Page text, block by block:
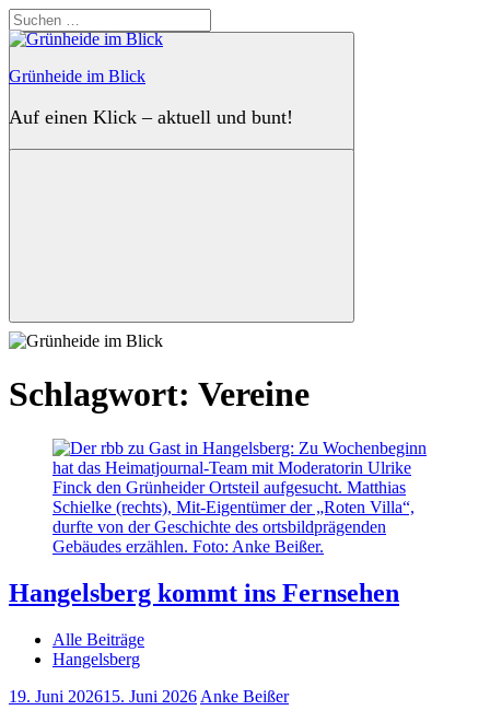
Zum
Inhalt
Grünheide im Blick
Auf einen Klick – aktuell und bunt!
Suchen
nach:
Schlagwort: Vereine
Hangelsberg kommt ins Fernsehen
Alle Beiträge
Hangelsberg
19. Juni 202615. Juni 2026 Anke Beißer